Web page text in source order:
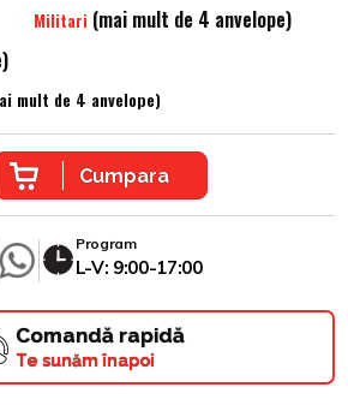
Militari (mai mult de 4 anvelope)
mult de 4 anvelope)
Cumpara
Program
L-V: 9:00-17:00
Comandă rapidă
Te sunăm înapoi